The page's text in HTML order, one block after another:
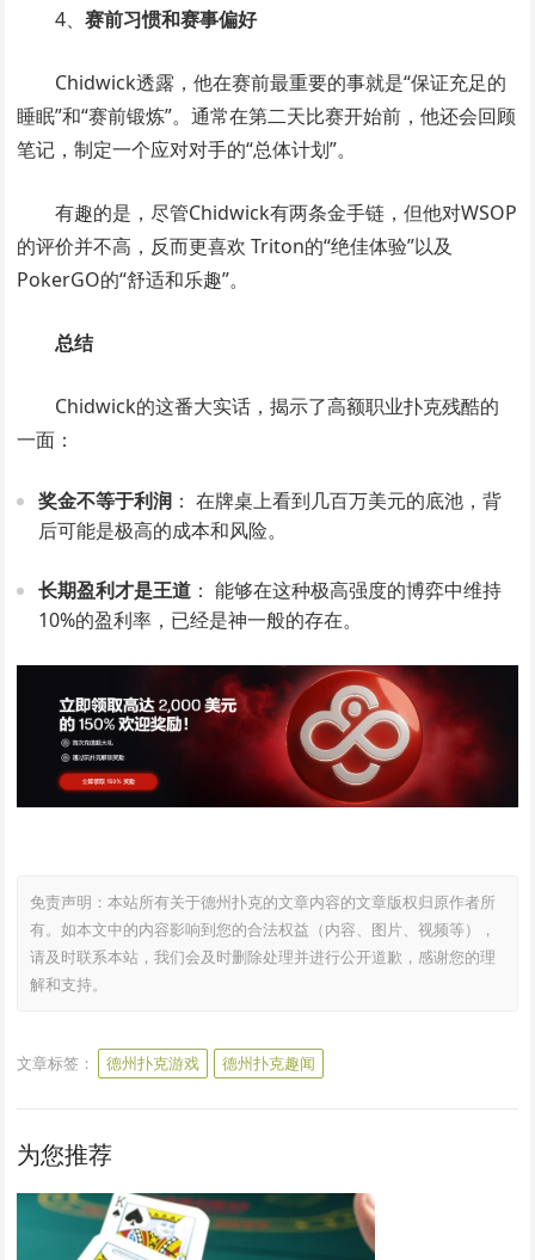
4、赛前习惯和赛事偏好
Chidwick透露，他在赛前最重要的事就是“保证充足的
睡眠”和“赛前锻炼”。通常在第二天比赛开始前，他还会回顾
笔记，制定一个应对对手的“总体计划”。
有趣的是，尽管Chidwick有两条金手链，但他对WSOP
的评价并不高，反而更喜欢 Triton的“绝佳体验”以及
PokerGO的“舒适和乐趣”。
总结
Chidwick的这番大实话，揭示了高额职业扑克残酷的
一面：
奖金不等于利润 ： 在牌桌上看到几百万美元的底池，背
后可能是极高的成本和风险。
长期盈利才是王道 ： 能够在这种极高强度的博弈中维持
10%的盈利率，已经是神一般的存在。
免责声明：本站所有关于德州扑克的文章内容的文章版权归原作者所
有。如本文中的内容影响到您的合法权益（内容、图片、视频等），
请及时联系本站，我们会及时删除处理并进行公开道歉，感谢您的理
解和支持。
文章标签： 德州扑克游戏 德州扑克趣闻
为您推荐